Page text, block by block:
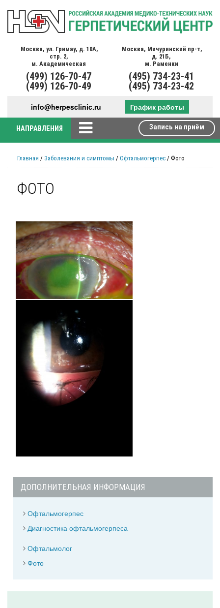
Москва, ул. Гримау, д. 10А,
стр. 2,
м. Академическая
(499) 126-70-47
(499) 126-70-49
Москва, Мичуринский пр-т,
д. 21Б,
м. Раменки
(495) 734-23-41
(495) 734-23-42
info@herpesclinic.ru График работы
НАПРАВЛЕНИЯ Запись на приём
Главная / Заболевания и симптомы / Офтальмогерпес / Фото
ФОТО
ДОПОЛНИТЕЛЬНАЯ ИНФОРМАЦИЯ
Офтальмогерпес
Диагностика офтальмогерпеса
Офтальмолог
Фото